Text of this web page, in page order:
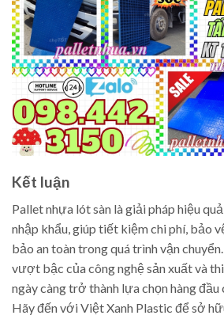
Kết luận
Pallet nhựa lót sàn là giải pháp hiệu
nhập khẩu, giúp tiết kiệm chi phí, bảo
bảo an toàn trong quá trình vận
vượt bậc của công nghệ sản xuất và
ngày càng trở thành lựa chọn hàng đầu
Hãy đến với Việt Xanh Plastic để sở